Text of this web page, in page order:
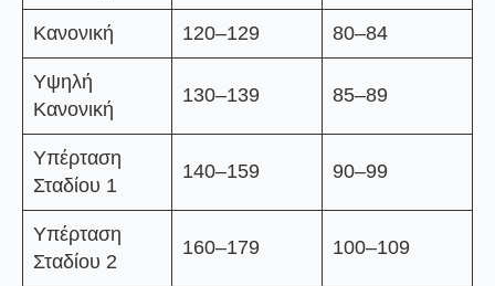
Κανονική 120–129 80–84
Υψηλή
Κανονική
130–139 85–89
Υπέρταση
Σταδίου 1
140–159 90–99
Υπέρταση
Σταδίου 2
160–179 100–109